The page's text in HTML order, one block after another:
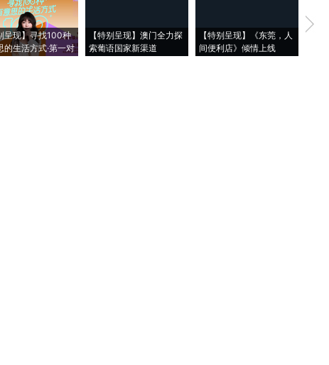
呈现】寻找100种
的生活方式·第一对
【特别呈现】澳门全力探
索葡语国家新渠道
【特别呈现】《东莞，人
间便利店》倾情上线
【推
会